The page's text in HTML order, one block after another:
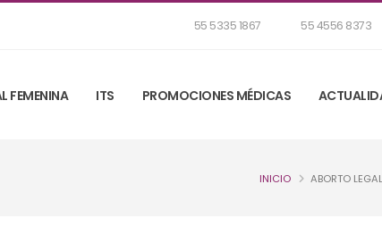
55 5335 1867 55 4556 8373
FEMENINA ITS PROMOCIONES MÉDICAS
INICIO ABORTO